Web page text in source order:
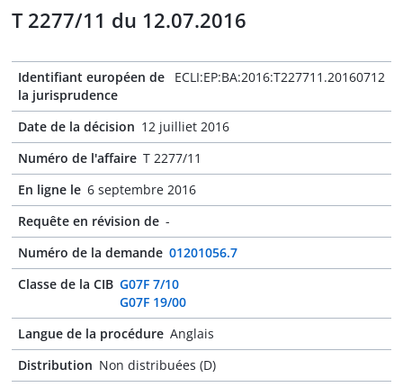
T 2277/11 du 12.07.2016
Identifiant européen de
la jurisprudence
ECLI:EP:BA:2016:T227711.20160712
Date de la décision 12 juilliet 2016
Numéro de l'affaire T 2277/11
En ligne le 6 septembre 2016
Requête en révision de -
Numéro de la demande 01201056.7
Classe de la CIB G07F 7/10
G07F 19/00
Langue de la procédure Anglais
Distribution Non distribuées (D)